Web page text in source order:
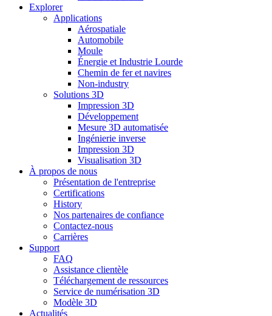
Explorer
Applications
Aérospatiale
Automobile
Moule
Énergie et Industrie Lourde
Chemin de fer et navires
Non-industry
Solutions 3D
Impression 3D
Développement
Mesure 3D automatisée
Ingénierie inverse
Impression 3D
Visualisation 3D
À propos de nous
Présentation de l'entreprise
Certifications
History
Nos partenaires de confiance
Contactez-nous
Carrières
Support
FAQ
Assistance clientèle
Téléchargement de ressources
Service de numérisation 3D
Modèle 3D
Actualités